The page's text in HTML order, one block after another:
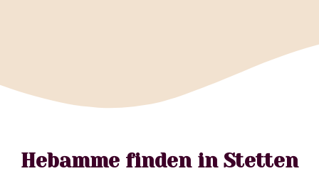
Hebamme finden in Stetten